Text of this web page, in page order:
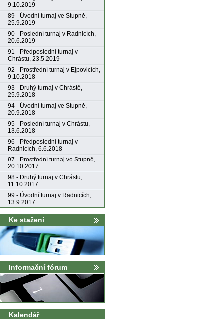
9.10.2019
89 - Úvodní turnaj ve Stupně,
25.9.2019
90 - Poslední turnaj v Radnicích,
20.6.2019
91 - Předposlední turnaj v
Chrástu, 23.5.2019
92 - Prostřední turnaj v Ejpovicích,
9.10.2018
93 - Druhý turnaj v Chrástě,
25.9.2018
94 - Úvodní turnaj ve Stupně,
20.9.2018
95 - Poslední turnaj v Chrástu,
13.6.2018
96 - Předposlední turnaj v
Radnicích, 6.6.2018
97 - Prostřední turnaj ve Stupně,
20.10.2017
98 - Druhý turnaj v Chrástu,
11.10.2017
99 - Úvodní turnaj v Radnicích,
13.9.2017
Ke stažení
Informační fórum
Kalendář